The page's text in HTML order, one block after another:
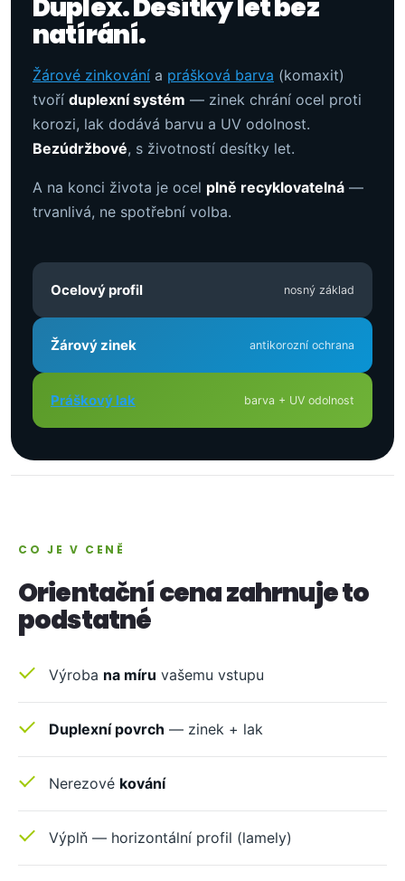
Duplex. Desítky let bez
natírání.
Žárové zinkování a prášková barva (komaxit)
tvoří duplexní systém — zinek chrání ocel proti
korozi, lak dodává barvu a UV odolnost.
Bezúdržbové, s životností desítky let.
A na konci života je ocel plně recyklovatelná —
trvanlivá, ne spotřební volba.
Ocelový profil nosný základ
Žárový zinek antikorozní ochrana
Práškový lak barva + UV odolnost
CO JE V CENĚ
Orientační cena zahrnuje to
podstatné
Výroba na míru vašemu vstupu
Duplexní povrch — zinek + lak
Nerezové kování
Výplň — horizontální profil (lamely)